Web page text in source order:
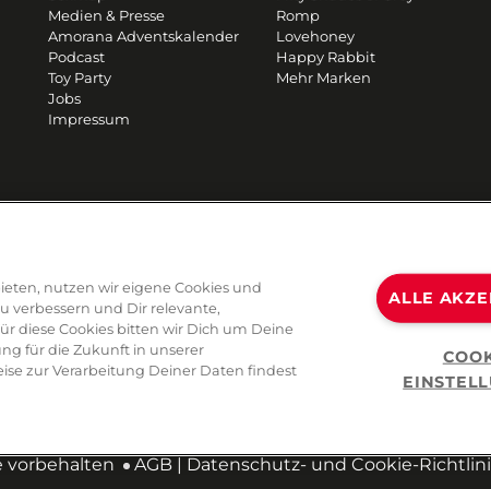
Medien & Presse
Amorana Adventskalender
Podcast
Toy Party
Jobs
Impressum
Romp
Lovehoney
Happy Rabbit
Mehr Marken
vorbehalten AGB | Datenschutz- und Cookie-
nutzen wir eigene Cookies und
verbessern und Dir relevante,
diese Cookies bitten wir Dich um Deine
für die Zukunft in unserer
zur Verarbeitung Deiner Daten findest
ALLE